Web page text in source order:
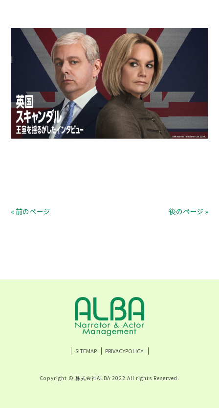
« 前のページ 後のページ »
SITEMAP PRIVACYPOLICY
Copyright © 株式会社ALBA 2022 All rights Reserved.